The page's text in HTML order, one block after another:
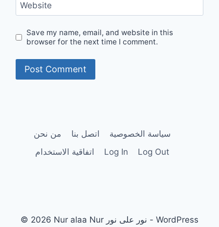
Website
Save my name, email, and website in this
browser for the next time I comment.
من نحن اتصل بنا
سياسة الخصوصية
اتفاقية الاستخدام
Log In Log Out
© 2026 Nur alaa Nur نور على نور - WordPress